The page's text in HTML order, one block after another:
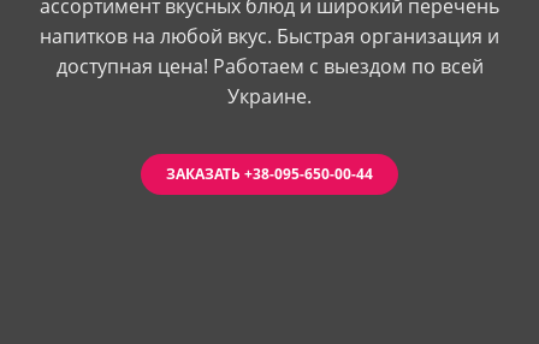
ассортимент вкусных блюд и широкий перечень
напитков на любой вкус. Быстрая организация и
доступная цена! Работаем с выездом по всей
Украине.
ЗАКАЗАТЬ +38-095-650-00-44